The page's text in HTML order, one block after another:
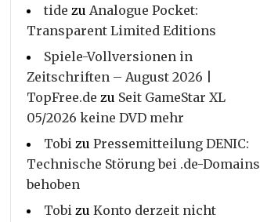
tide zu Analogue Pocket:
Transparent Limited Editions
Spiele-Vollversionen in
Zeitschriften – August 2026 |
TopFree.de zu Seit GameStar XL
05/2026 keine DVD mehr
Tobi zu Pressemitteilung DENIC:
Technische Störung bei .de-Domains
behoben
Tobi zu Konto derzeit nicht